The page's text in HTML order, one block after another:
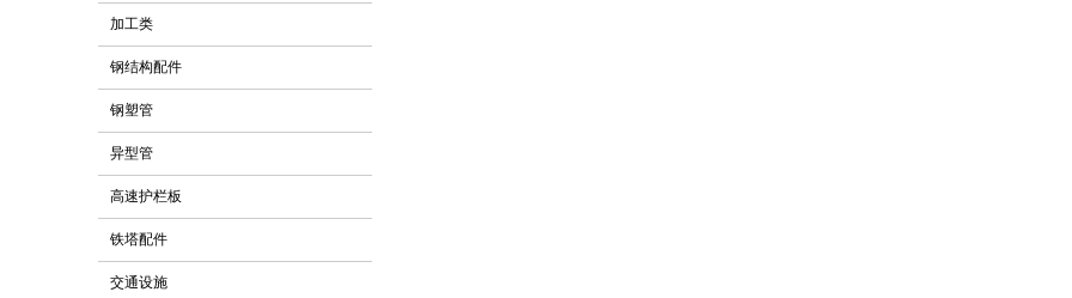
加工类
钢结构配件
钢塑管
异型管
高速护栏板
铁塔配件
交通设施